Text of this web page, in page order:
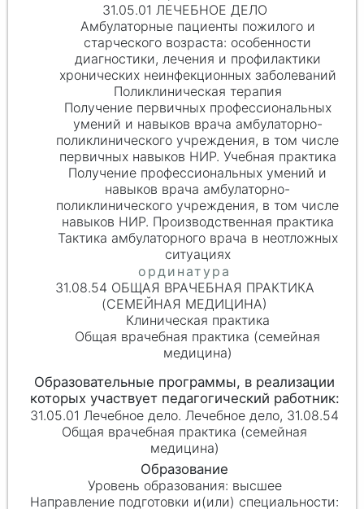
31.05.01 ЛЕЧЕБНОЕ ДЕЛО
Амбулаторные пациенты пожилого и
старческого возраста: особенности
диагностики, лечения и профилактики
хронических неинфекционных заболеваний
Поликлиническая терапия
Получение первичных профессиональных
умений и навыков врача амбулаторно-
поликлинического учреждения, в том числе
первичных навыков НИР. Учебная практика
Получение профессиональных умений и
навыков врача амбулаторно-
поликлинического учреждения, в том числе
навыков НИР. Производственная практика
Тактика амбулаторного врача в неотложных
ситуациях
31.08.54 ОБЩАЯ ВРАЧЕБНАЯ ПРАКТИКА
(СЕМЕЙНАЯ МЕДИЦИНА)
Клиническая практика
Общая врачебная практика (семейная
медицина)
31.05.01 Лечебное дело. Лечебное дело, 31.08.54
Общая врачебная практика (семейная
медицина)
высшее